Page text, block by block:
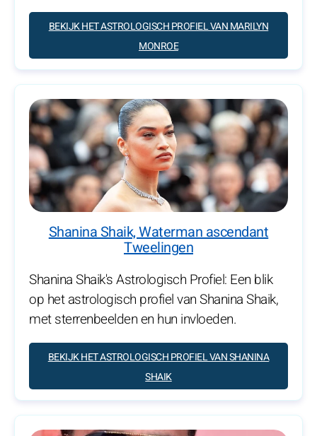
BEKIJK HET ASTROLOGISCH PROFIEL VAN MARILYN
MONROE
Shanina Shaik, Waterman ascendant
Tweelingen
Shanina Shaik's Astrologisch Profiel: Een blik
op het astrologisch profiel van Shanina Shaik,
met sterrenbeelden en hun invloeden.
BEKIJK HET ASTROLOGISCH PROFIEL VAN SHANINA
SHAIK